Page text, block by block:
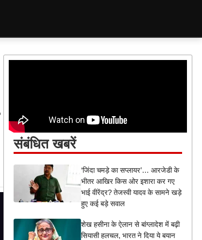
संबंधित खबरें
‘जिंदा चमड़े का सप्लायर’… आरजेडी के
भीतर आखिर किस ओर इशारा कर गए
भाई वीरेंद्र? तेजस्वी यादव के सामने खड़े
हुए कई बड़े सवाल
शेख हसीना के ऐलान से बांग्लादेश में बढ़ी
सियासी हलचल, भारत ने दिया ये बयान